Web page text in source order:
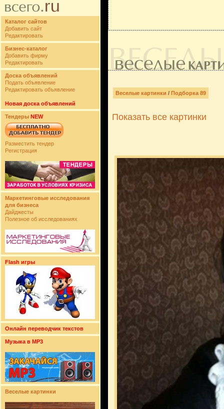
Каталог сайтов
Добавить сайт
Редактировать
Бизнес-каталог
Добавить фирму
Редактировать
Доска объявлений
Подать объявление
Редактировать объявление
Новая доска объявлений
Тендеры NEW
Разместить тендер
Регистрация
Маркетинговые исследования
для бизнеса
Дайджесты
Полезное об исследованиях
Flash игры
Онлайн переводчик текстов
Музыка в MP3
Веселые картинки
Веселые картинки / Подборка 89
Показать все картинки